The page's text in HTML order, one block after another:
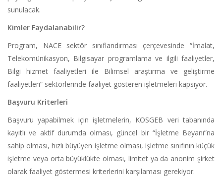
sunulacak.
Kimler Faydalanabilir?
Program, NACE sektör sınıflandırması çerçevesinde “İmalat,
Telekomünikasyon, Bilgisayar programlama ve ilgili faaliyetler,
Bilgi hizmet faaliyetleri ile Bilimsel araştırma ve geliştirme
faaliyetleri” sektörlerinde faaliyet gösteren işletmeleri kapsıyor.
Başvuru Kriterleri
Başvuru yapabilmek için işletmelerin, KOSGEB veri tabanında
kayıtlı ve aktif durumda olması, güncel bir “İşletme Beyanı”na
sahip olması, hızlı büyüyen işletme olması, işletme sınıfının küçük
işletme veya orta büyüklükte olması, limitet ya da anonim şirket
olarak faaliyet göstermesi kriterlerini karşılaması gerekiyor.